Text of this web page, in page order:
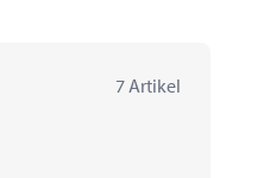
7 Artikel